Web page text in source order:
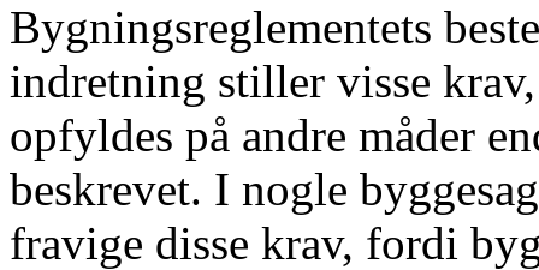
Bygningsreglementets
indretning stiller visse
opfyldes på andre måder
beskrevet. I nogle
fravige disse krav, fordi